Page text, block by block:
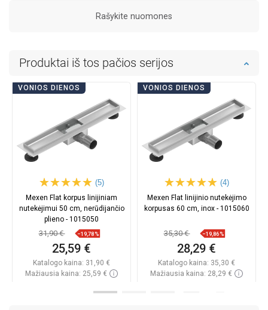
Rašykite nuomones
Produktai iš tos pačios serijos
VONIOS DIENOS
(5)
Mexen Flat korpus linijiniam
nutekėjimui 50 cm, nerūdijančio
plieno - 1015050
31,90 € −19,78%
25,59 €
Katalogo kaina: 31,90 €
Mažiausia kaina: 25,59 €
VONIOS DIENOS
(4)
Mexen Flat linijinio nutekėjimo
korpusas 60 cm, inox - 1015060
35,30 € −19,86%
28,29 €
Katalogo kaina: 35,30 €
Mažiausia kaina: 28,29 €